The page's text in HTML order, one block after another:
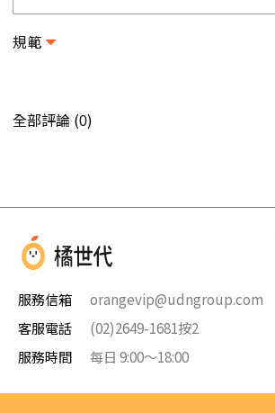
規範
全部評論 (0)
服務信箱
orangevip@udngroup.com
客服電話
(02)2649-1681按2
服務時間
每日 9:00～18:00